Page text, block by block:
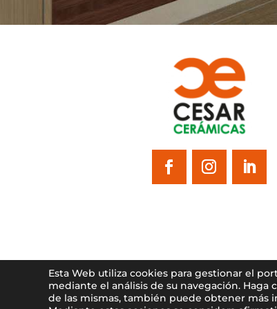
Esta Web utiliza cookies para gestionar el
mediante el análisis de su navegación.
de las mismas, también puede obtener más